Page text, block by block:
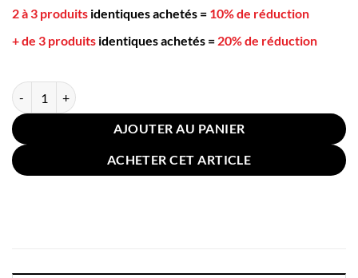
2 à 3 produits identiques achetés = 10% de réduction
+ de 3 produits identiques achetés = 20% de réduction
quantité de Coussin Coquillage 66x50cm Rouge
AJOUTER AU PANIER
ACHETER CET ARTICLE